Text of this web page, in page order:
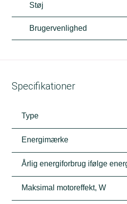
Støj
Brugervenlighed
Specifikationer
Type
Energimærke
Årlig energiforbrug ifølge
Maksimal motoreffekt, W